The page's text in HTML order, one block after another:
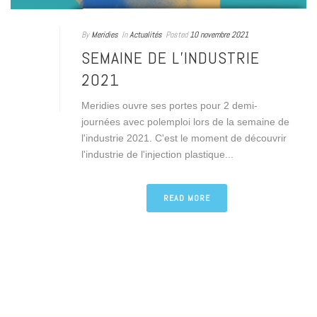
By Meridies InActualités Posted 10 novembre 2021
SEMAINE DE L’INDUSTRIE
2021
Meridies ouvre ses portes pour 2 demi-
journées avec polemploi lors de la semaine de
l'industrie 2021. C'est le moment de découvrir
l'industrie de l'injection plastique...
READ MORE